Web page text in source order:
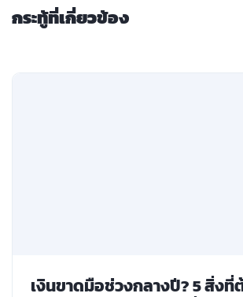
กระทู้ที่เกี่ยวข้อง
เงินขาดมือช่วงกลางปี? 5 สิ่ง